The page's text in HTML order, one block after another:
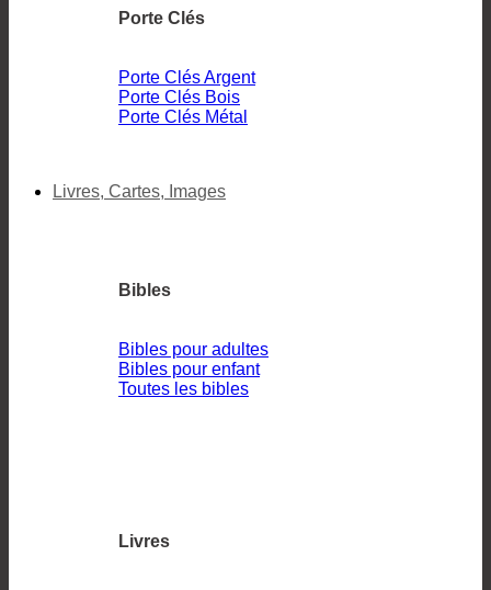
Porte Clés
Porte Clés Argent
Porte Clés Bois
Porte Clés Métal
Livres, Cartes, Images
Bibles
Bibles pour adultes
Bibles pour enfant
Toutes les bibles
Livres